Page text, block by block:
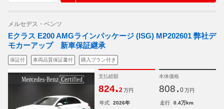
メルセデス・ベンツ
Eクラス E200 AMGラインパッケージ (ISG) MP202601 弊社デ
モカーアップ 新車保証継承
保証付 車両品質保証書付 購入プラン付き
支払総額
824.2 万円
本体価格
808. 0 万円
年式 2026年 走行
0.4万km